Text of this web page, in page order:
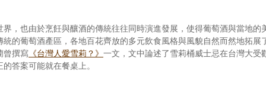
，也由於烹飪與釀酒的傳統往往同時演進發展，使得葡萄酒與當地的
的葡萄酒產區，各地百花齊放的多元飲食風格與風貌自然而然地拓展
曾撰寫 《台灣人愛雪莉？》 一文，文中論述了雪莉桶威士忌在台灣大受
答案可能就在餐桌上。